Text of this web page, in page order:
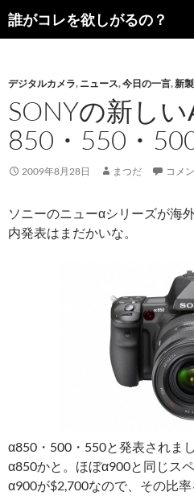
コ
ン
ツ
へ
ス
キ
誰がコレを欲しがるの？
検
索
デジタルカメラ, ニュース,今日の一言,新
SONYの新し
850・550・
2009年8月28日 まつだ コメ
ソニーのニューαシリーズが海
内発表はまだかいな。
α850・500・550と発表されま
α850かと。ほぼα900と同じス
α900が$2,700なので、その比率